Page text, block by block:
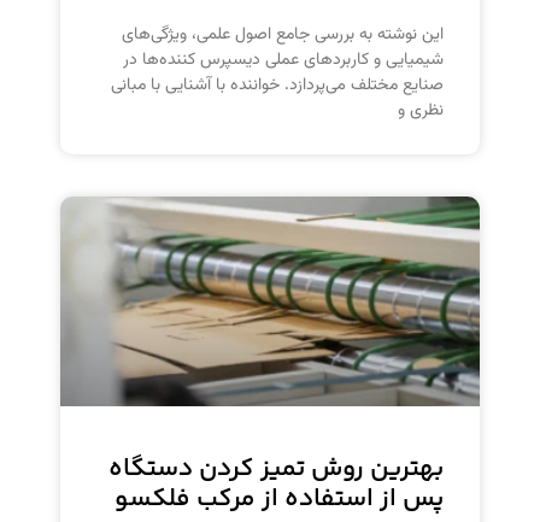
این نوشته به بررسی جامع اصول علمی، ویژگی‌های
شیمیایی و کاربردهای عملی دیسپرس کننده‌ها در
صنایع مختلف می‌پردازد. خواننده با آشنایی با مبانی
نظری و
بهترین روش تمیز کردن دستگاه
پس از استفاده از مرکب فلکسو